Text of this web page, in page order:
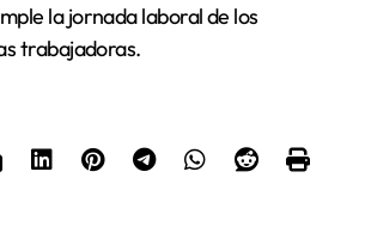
la jornada laboral de los
trabajadoras.